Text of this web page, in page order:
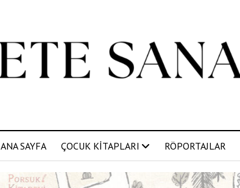
ANA SAYFA ÇOCUK KİTAPLARI RÖPORTAJLAR